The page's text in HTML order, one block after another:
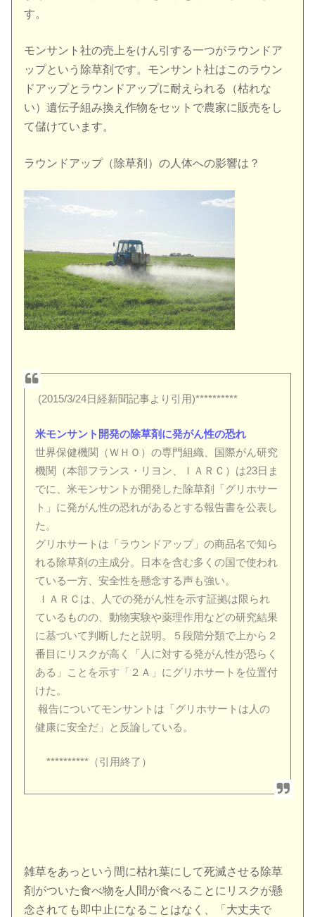
す。
モンサント社の売上をけん引する一つがラウンドア
ップという除草剤です。モンサント社はこのラウン
ドアップとラウンドアップに耐えられる（枯れな
い）遺伝子組み換え作物をセットで農家に販売をし
て儲けています。
ラウンドアップ（除草剤）の人体への影響は？
(2015/3/24日経新聞記事より引用)**********
米モンサント開発の除草剤に発がん性の恐れ
世界保健機関（ＷＨＯ）の専門組織、国際がん研究
機関（本部フランス・リヨン、ＩＡＲＣ）は23日ま
でに、米モンサントが開発した除草剤「グリホサー
ト」に発がん性の恐れがあるとする報告書を公表し
た。
グリホサートは「ラウンドアップ」の商品名で知ら
れる除草剤の主成分。日本を含む多くの国で使われ
ている一方、安全性を懸念する声も強い。
ＩＡＲＣは、人での発がん性を示す証拠は限られ
ているものの、動物実験や薬理作用などの研究結果
に基づいて判断したと説明。５段階分類で上から２
番目にリスクが高く「人に対する発がん性が恐らく
ある」ことを示す「２Ａ」にグリホサートを位置付
けた。
報告についてモンサントは「グリホサートは人の
健康に安全だ」と反論している。
**********（引用終了）
雑草をあっという間に枯れ葉にして死滅させる除草
剤がついた食べ物を人間が食べることにリスクが懸
念されても即中止になることはなく、「大丈夫で